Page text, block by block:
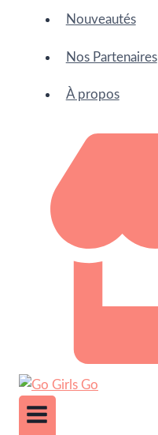
Nouveautés
Nos Partenaires
À propos